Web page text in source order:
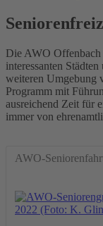
Die AWO Offenbach
interessanten
weiteren Umgebung
Programm mit
ausreichend Zeit für
immer von
AWO-